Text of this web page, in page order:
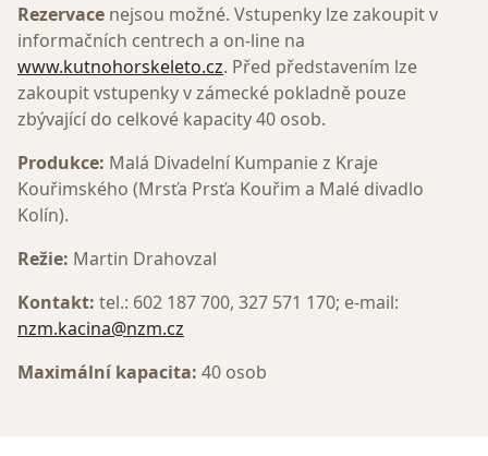
Rezervace nejsou možné. Vstupenky lze zakoupit v
informačních centrech a on-line na
www.kutnohorskeleto.cz. Před představením lze
zakoupit vstupenky v zámecké pokladně pouze
zbývající do celkové kapacity 40 osob.
Produkce: Malá Divadelní Kumpanie z Kraje
Kouřimského (Mrsťa Prsťa Kouřim a Malé divadlo
Kolín).
Režie: Martin Drahovzal
Kontakt: tel.: 602 187 700, 327 571 170; e-mail:
nzm.kacina@nzm.cz
Maximální kapacita: 40 osob